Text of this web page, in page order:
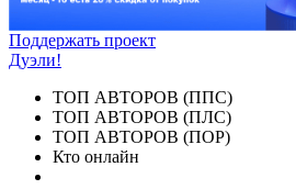
Поддержать проект
Дуэли!
ТОП АВТОРОВ (ППС)
ТОП АВТОРОВ (ПЛС)
ТОП АВТОРОВ (ПОР)
Кто онлайн